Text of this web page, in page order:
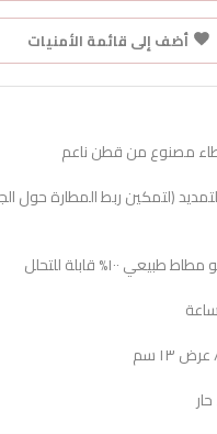
أضف إلى قائمة الأمنيات
مصنوع من قطن ناعم
(لتمكين ربط المطارة حول
١٠٠% قابلة للتحلل